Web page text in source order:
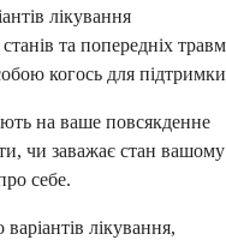
лікування
та попередніх травм
когось для підтримки
на ваше повсякденне
чи заважає стан вашому
себе.
лікування,